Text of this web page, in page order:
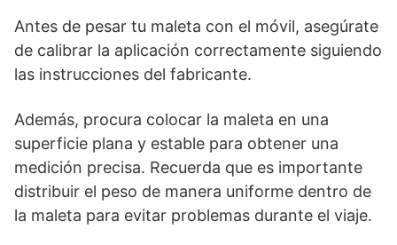
Antes de pesar tu maleta con el móvil, asegúrate
de ‍calibrar ‌la aplicación correctamente siguiendo
las instrucciones del fabricante.
Además, ⁣procura ⁢colocar la maleta en⁢ una
superficie plana y estable ⁣para ‌obtener una
⁢medición‍ precisa.⁤ Recuerda que es importante
distribuir el peso de manera uniforme dentro de
la maleta para evitar problemas durante el ​viaje.